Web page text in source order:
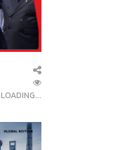
LOADING...